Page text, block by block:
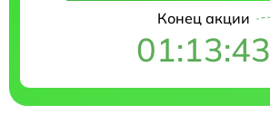
Конец акции
01:13:42